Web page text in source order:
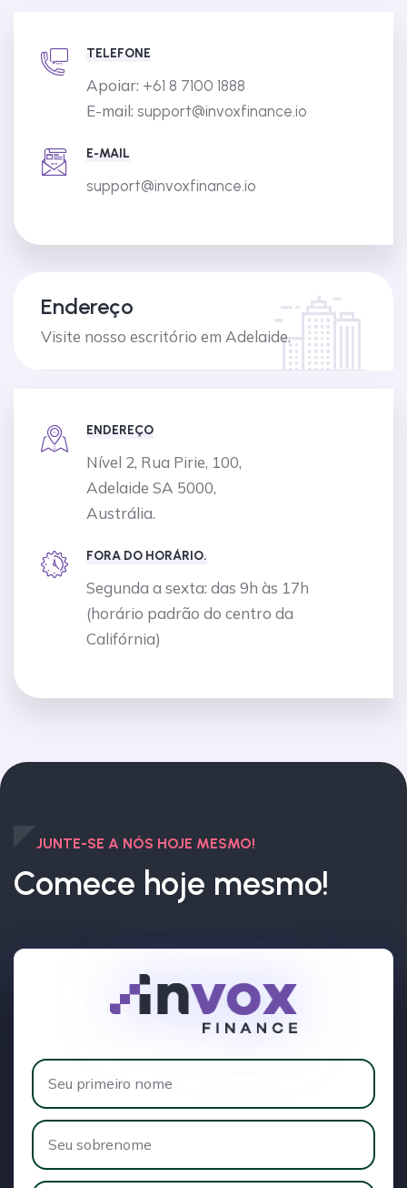
TELEFONE
Apoiar: +61 8 7100 1888
E-mail: support@invoxfinance.io
E-MAIL
support@invoxfinance.io
Endereço
Visite nosso escritório em Adelaide.
ENDEREÇO
Nível 2, Rua Pirie, 100,
Adelaide SA 5000,
Austrália.
FORA DO HORÁRIO.
Segunda a sexta: das 9h às 17h
(horário padrão do centro da
Califórnia)
JUNTE-SE A NÓS HOJE MESMO!
Comece hoje mesmo!